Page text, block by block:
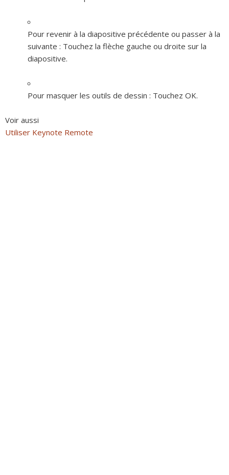
Pour revenir à la diapositive précédente ou passer à la
suivante : Touchez la flèche gauche ou droite sur la
diapositive.
Pour masquer les outils de dessin : Touchez OK.
Voir aussi
Utiliser Keynote Remote